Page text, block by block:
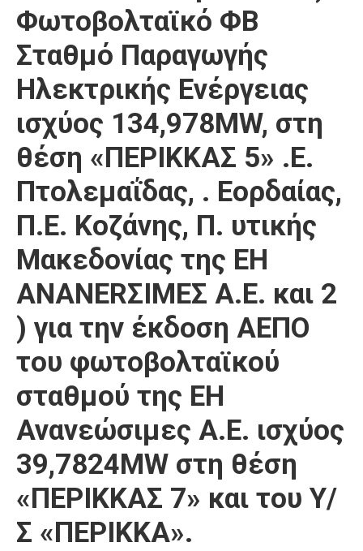
Φωτοβολταϊκό ΦΒ
Σταθμό Παραγωγής
Ηλεκτρικής Ενέργειας
ισχύος 134,978MW, στη
θέση «ΠΕΡΙΚΚΑΣ 5» .Ε.
Πτολεμαΐδας, . Εορδαίας,
Π.Ε. Κοζάνης, Π. υτικής
Μακεδονίας της ΕΗ
ΑΝΑΝΕRΣΙΜΕΣ Α.Ε. και 2
) για την έκδοση ΑΕΠΟ
του φωτοβολταϊκού
σταθμού της ΕΗ
Ανανεώσιμες Α.Ε. ισχύος
39,7824MW στη θέση
«ΠΕΡΙΚΚΑΣ 7» και του Υ/
Σ «ΠΕΡΙΚΚΑ».